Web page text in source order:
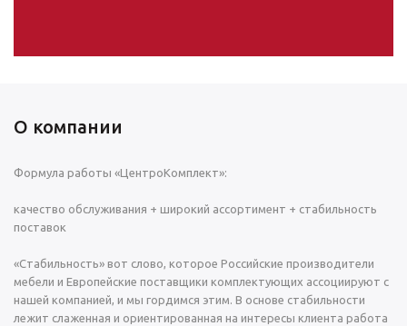
О компании
Формула работы «ЦентроКомплект»:
качество обслуживания + широкий ассортимент + стабильность
поставок
«Стабильность» вот слово, которое Российские производители
мебели и Европейские поставщики комплектующих ассоциируют с
нашей компанией, и мы гордимся этим. В основе стабильности
лежит слаженная и ориентированная на интересы клиента работа